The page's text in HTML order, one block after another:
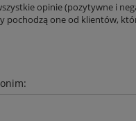
opinie (pozytywne i
pochodzą one od klientów,